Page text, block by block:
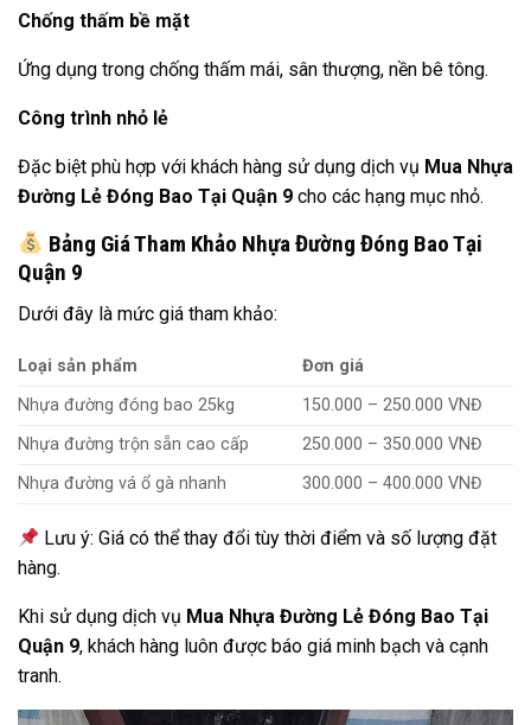
Chống thấm bề mặt
Ứng dụng trong chống thấm mái, sân thượng, nền bê tông.
Công trình nhỏ lẻ
Đặc biệt phù hợp với khách hàng sử dụng dịch vụ Mua Nhựa
Đường Lẻ Đóng Bao Tại Quận 9 cho các hạng mục nhỏ.
Bảng Giá Tham Khảo Nhựa Đường Đóng Bao Tại
Quận 9
Dưới đây là mức giá tham khảo:
Loại sản phẩm
Đơn giá
Nhựa đường đóng bao 25kg
150.000 – 250.000 VNĐ
Nhựa đường trộn sẵn cao cấp
250.000 – 350.000 VNĐ
Nhựa đường vá ổ gà nhanh
300.000 – 400.000 VNĐ
Lưu ý: Giá có thể thay đổi tùy thời điểm và số lượng đặt
hàng.
Khi sử dụng dịch vụ Mua Nhựa Đường Lẻ Đóng Bao Tại
Quận 9, khách hàng luôn được báo giá minh bạch và cạnh
tranh.